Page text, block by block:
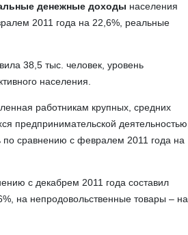
денежные доходы населения
2011 года на 22,6%, реальные
38,5 тыс. человек, уровень
населения.
работникам крупных, средних
предпринимательской деятельностью,
по сравнению с февралем 2011 года на
с декабрем 2011 года составил
на непродовольственные товары – на